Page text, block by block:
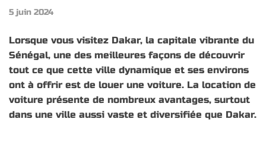
5 juin 2024
Lorsque vous visitez Dakar, la capitale vibrante du
Sénégal, une des meilleures façons de découvrir
tout ce que cette ville dynamique et ses environs
ont à offrir est de louer une voiture. La location de
voiture présente de nombreux avantages, surtout
dans une ville aussi vaste et diversifiée que Dakar.